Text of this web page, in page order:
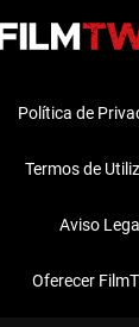
Política de
Termos de
Aviso Legal
Oferecer